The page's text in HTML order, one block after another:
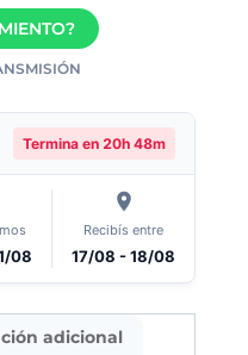
Termina en 20h 48m
08
Recibís entre
17/08 - 18/08
adicional